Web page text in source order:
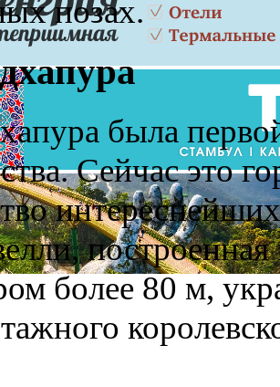
позах.
была
Сейчас это
более 80 м,